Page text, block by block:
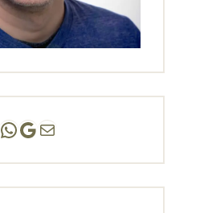
Andreas Scholz | (HPP)
Praxis Adlershof
E-Mail an mich ...